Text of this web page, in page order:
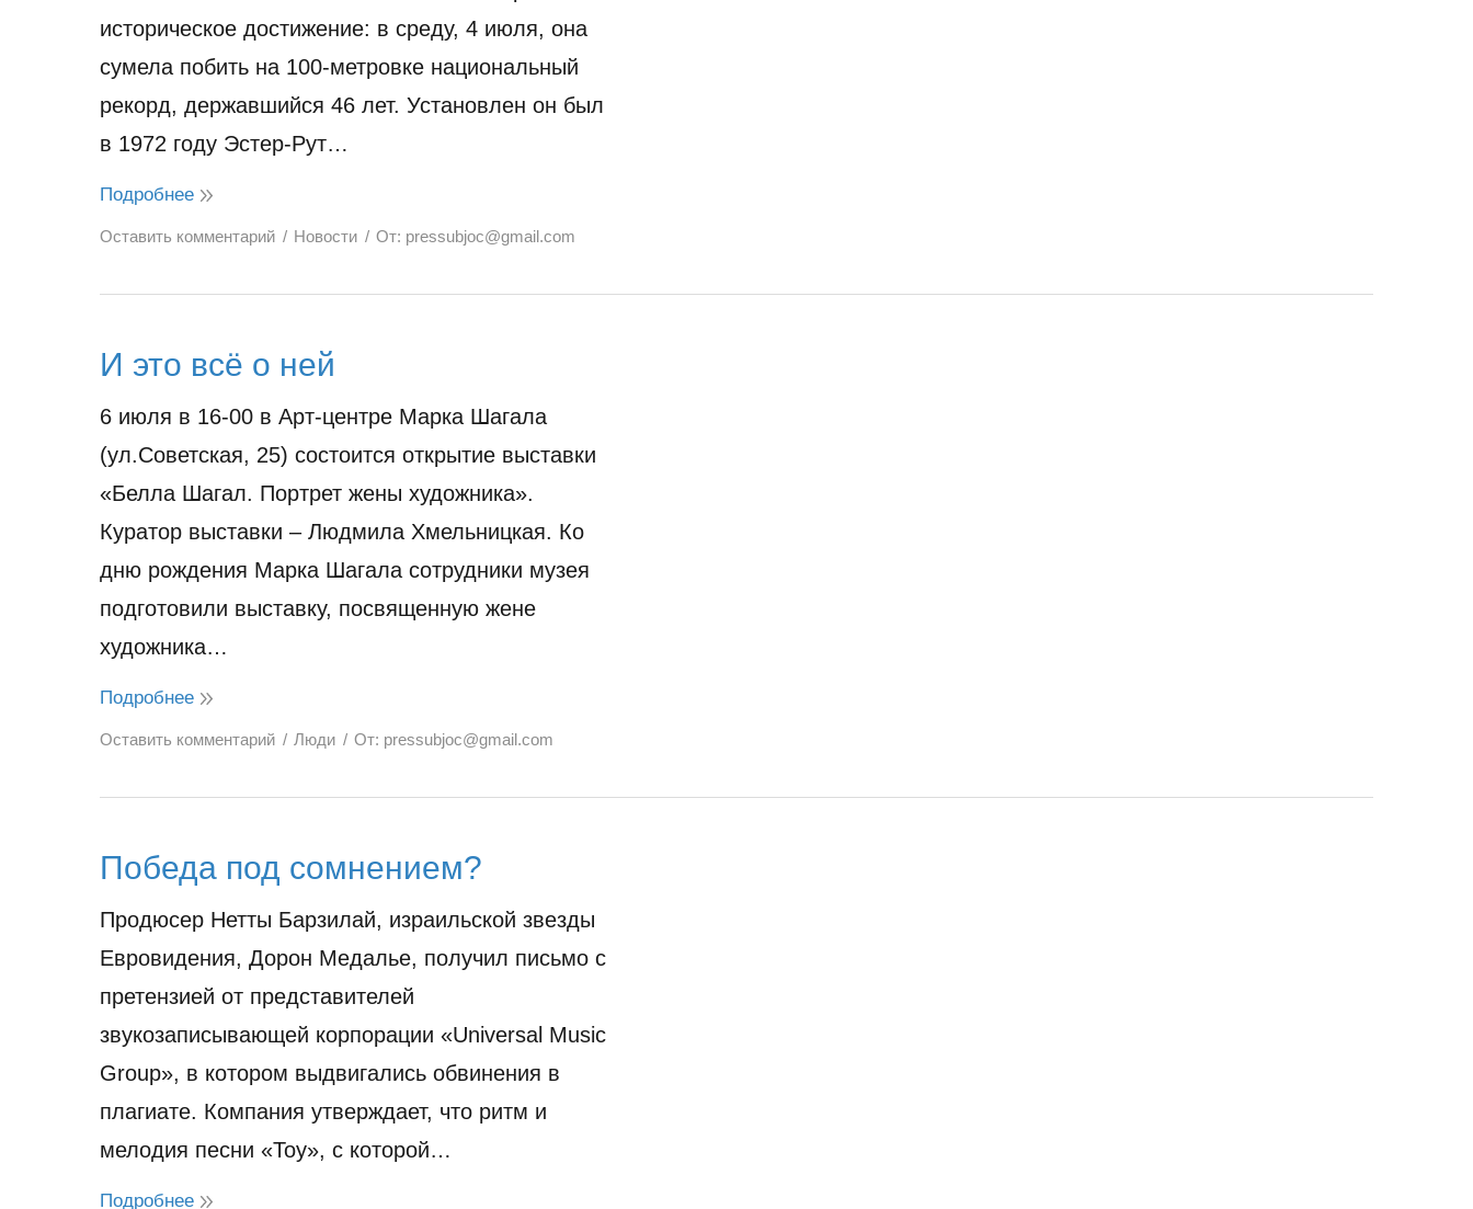
историческое достижение: в среду, 4 июля, она
сумела побить на 100-метровке национальный
рекорд, державшийся 46 лет. Установлен он был
в 1972 году Эстер-Рут…
Подробнее
Оставить комментарий Новости От: pressubjoc@gmail.com
И это всё о ней
6 июля в 16-00 в Арт-центре Марка Шагала
(ул.Советская, 25) состоится открытие выставки
«Белла Шагал. Портрет жены художника».
Куратор выставки – Людмила Хмельницкая. Ко
дню рождения Марка Шагала сотрудники музея
подготовили выставку, посвященную жене
художника…
Подробнее
Оставить комментарий Люди От: pressubjoc@gmail.com
Победа под сомнением?
Продюсер Нетты Барзилай, израильской звезды
Евровидения, Дорон Медалье, получил письмо с
претензией от представителей
звукозаписывающей корпорации «Universal Music
Group», в котором выдвигались обвинения в
плагиате. Компания утверждает, что ритм и
мелодия песни «Toy», с которой…
Подробнее